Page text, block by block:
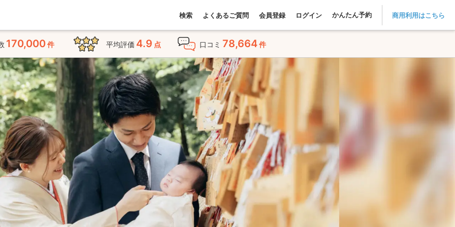
検索 よくあるご質問 会員登録 ログイン かんたん予約 商用利用はこちら
170,000件 平均評価 4.9 点 口コミ 78,664件